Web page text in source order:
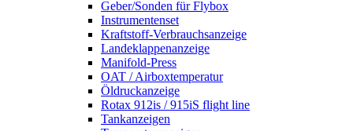
Geber/Sonden für Flybox
Instrumentenset
Kraftstoff-Verbrauchsanzeige
Landeklappenanzeige
Manifold-Press
OAT / Airboxtemperatur
Öldruckanzeige
Rotax 912is / 915iS flight line
Tankanzeigen